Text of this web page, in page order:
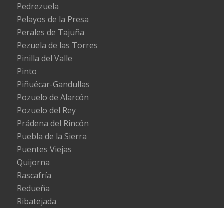
Pedrezuela
Pelayos de la Presa
Perales de Tajuña
Pezuela de las Torres
Pinilla del Valle
Pinto
Piñuécar-Gandullas
Pozuelo de Alarcón
Pozuelo del Rey
Prádena del Rincón
Puebla de la Sierra
Puentes Viejas
Quijorna
Rascafría
Redueña
Ribatejada